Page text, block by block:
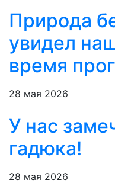
Природа
увидел
время
28 мая 2026
У нас
гадюка!
28 мая 2026